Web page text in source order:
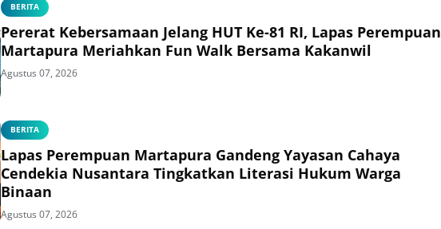
BERITA
Pererat Kebersamaan Jelang HUT Ke-81 RI, Lapas Perempuan
Martapura Meriahkan Fun Walk Bersama Kakanwil
Agustus 07, 2026
BERITA
Lapas Perempuan Martapura Gandeng Yayasan Cahaya
Cendekia Nusantara Tingkatkan Literasi Hukum Warga
Binaan
Agustus 07, 2026